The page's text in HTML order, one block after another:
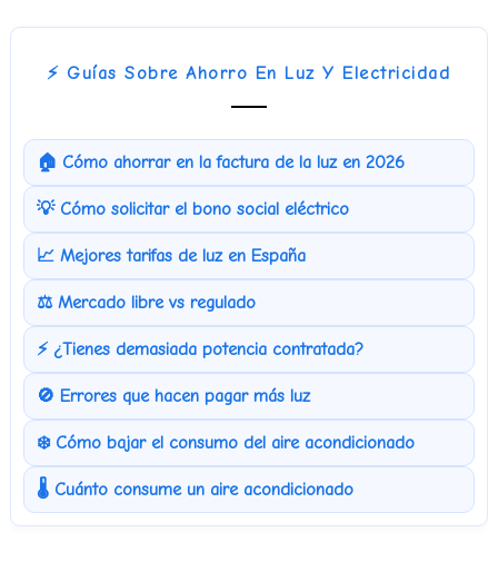
⚡ Guías Sobre Ahorro En Luz Y Electricidad
🏠 Cómo ahorrar en la factura de la luz en 2026
💡 Cómo solicitar el bono social eléctrico
📈 Mejores tarifas de luz en España
⚖️ Mercado libre vs regulado
⚡ ¿Tienes demasiada potencia contratada?
🚫 Errores que hacen pagar más luz
❄️ Cómo bajar el consumo del aire acondicionado
🌡️ Cuánto consume un aire acondicionado